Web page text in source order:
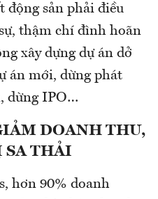
động sản phải điều
thậm chí đình hoãn
xây dựng dự án dở
án mới, dừng phát
dừng IPO…
DOANH THU,
SA THẢI
hơn 90% doanh